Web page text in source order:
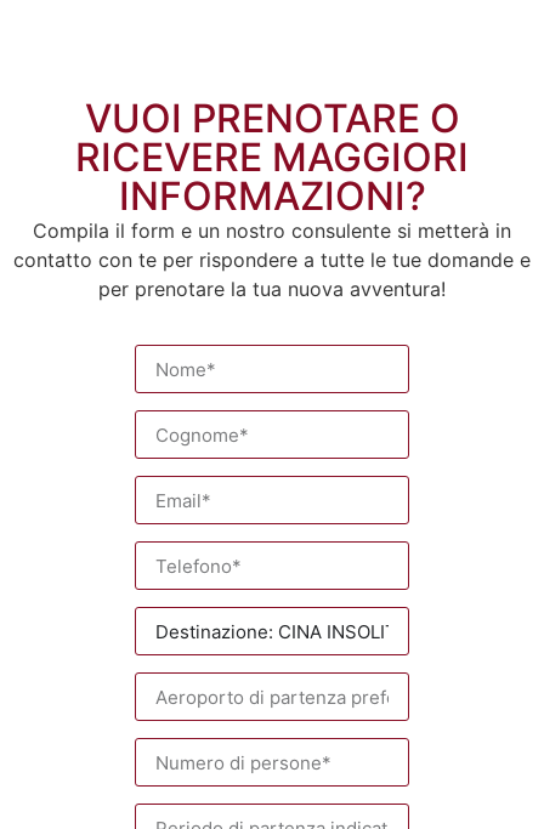
VUOI PRENOTARE O
RICEVERE MAGGIORI
INFORMAZIONI?
Compila il form e un nostro consulente si metterà in
contatto con te per rispondere a tutte le tue domande e
per prenotare la tua nuova avventura!